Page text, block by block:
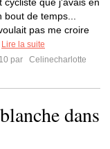
de temps...
pas me croire
Lire la suite
par
Celinecharlotte
dans